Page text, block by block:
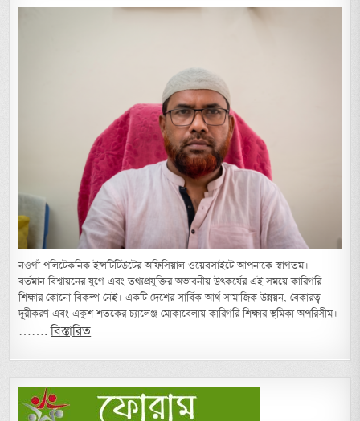
নওগাঁ পলিটেকনিক ইন্সটিটিউটের অফিসিয়াল ওয়েবসাইটে আপনাকে স্বাগতম।
বর্তমান বিশ্বায়নের যুগে এবং তথ্যপ্রযুক্তির অভাবনীয় উৎকর্ষের এই সময়ে কারিগরি
শিক্ষার কোনো বিকল্প নেই। একটি দেশের সার্বিক আর্থ-সামাজিক উন্নয়ন, বেকারত্ব
দূরীকরণ এবং একুশ শতকের চ্যালেঞ্জ মোকাবেলায় কারিগরি শিক্ষার ভূমিকা অপরিসীম।
…….বিস্তারিত